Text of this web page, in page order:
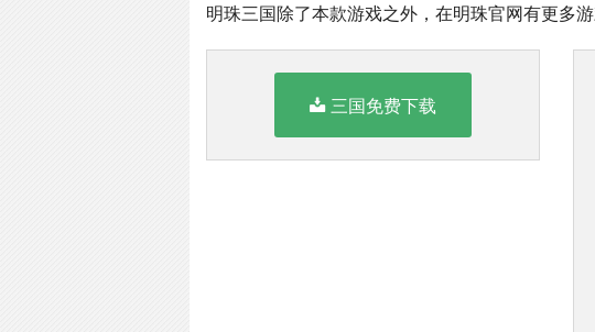
明珠三国除了本款游戏之外，在明珠官网有更多
三国免费下载